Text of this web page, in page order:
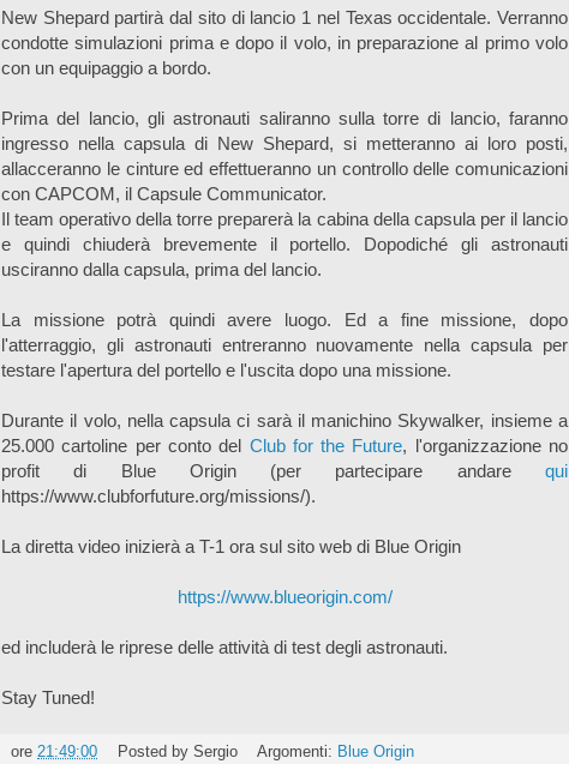
New Shepard partirà dal sito di lancio 1 nel Texas occidentale. Verranno
condotte simulazioni prima e dopo il volo, in preparazione al primo volo
con un equipaggio a bordo.
Prima del lancio, gli astronauti saliranno sulla torre di lancio, faranno
ingresso nella capsula di New Shepard, si metteranno ai loro posti,
allacceranno le cinture ed effettueranno un controllo delle comunicazioni
con CAPCOM, il Capsule Communicator.
Il team operativo della torre preparerà la cabina della capsula per il lancio
e quindi chiuderà brevemente il portello. Dopodiché gli astronauti
usciranno dalla capsula, prima del lancio.
La missione potrà quindi avere luogo. Ed a fine missione, dopo
l'atterraggio, gli astronauti entreranno nuovamente nella capsula per
testare l'apertura del portello e l'uscita dopo una missione.
Durante il volo, nella capsula ci sarà il manichino Skywalker, insieme a
25.000 cartoline per conto del Club for the Future, l'organizzazione no
profit di Blue Origin (per partecipare andare qui
https://www.clubforfuture.org/missions/).
La diretta video inizierà a T-1 ora sul sito web di Blue Origin
https://www.blueorigin.com/
ed includerà le riprese delle attività di test degli astronauti.
Stay Tuned!
ore 21:49:00 Posted by Sergio Argomenti: Blue Origin